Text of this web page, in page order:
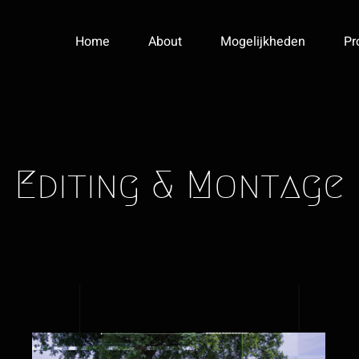
Home About Mogelijkheden
Editing & Montage